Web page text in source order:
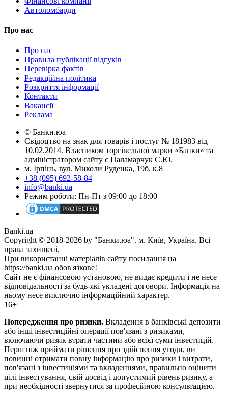
Автоломбарди
Про нас
Про нас
Правила публікації відгуків
Перевірка фактів
Редакційна політика
Розкриття інформації
Контакти
Вакансії
Реклама
© Банки.юа
Свідоцтво на знак для товарів і послуг № 181983 від
10.02.2014. Власником торгівельної марки «Банки» та
адміністратором сайту є Паламарчук С.Ю.
м. Ірпінь, вул. Миколи Руденка, 19б, к.8
+38 (095) 692-58-84
info@banki.ua
Режим роботи: Пн-Пт з 09:00 до 18:00
Banki.ua
Copyright © 2018-2026 by "Банки.юа". м. Київ, Україна. Всі
права захищені.
При використанні матеріалів сайту посилання на
https://banki.ua обов'язкове!
Сайт не є фінансовою установою, не видає кредити і не несе
відповідальності за будь-які укладені договори. Інформація на
ньому несе виключно інформаційний характер.
16+
Попередження про ризики. Вкладення в банківські депозити
або інші інвестиційні операції пов'язані з ризиками,
включаючи ризик втрати частини або всієї суми інвестицій.
Перш ніж приймати рішення про здійснення угоди, ви
повинні отримати повну інформацію про ризики і витрати,
пов'язані з інвестиціями та вкладеннями, правильно оцінити
цілі інвестування, свій досвід і допустимий рівень ризику, а
при необхідності звернутися за професійною консультацією.